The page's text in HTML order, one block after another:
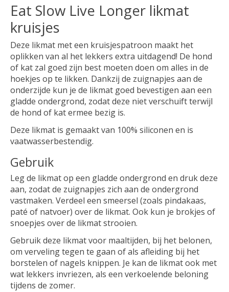
Eat Slow Live Longer likmat
kruisjes
Deze likmat met een kruisjespatroon maakt het
oplikken van al het lekkers extra uitdagend! De hond
of kat zal goed zijn best moeten doen om alles in de
hoekjes op te likken. Dankzij de zuignapjes aan de
onderzijde kun je de likmat goed bevestigen aan een
gladde ondergrond, zodat deze niet verschuift terwijl
de hond of kat ermee bezig is.
Deze likmat is gemaakt van 100% siliconen en is
vaatwasserbestendig.
Gebruik
Leg de likmat op een gladde ondergrond en druk deze
aan, zodat de zuignapjes zich aan de ondergrond
vastmaken. Verdeel een smeersel (zoals pindakaas,
paté of natvoer) over de likmat. Ook kun je brokjes of
snoepjes over de likmat strooien.
Gebruik deze likmat voor maaltijden, bij het belonen,
om verveling tegen te gaan of als afleiding bij het
borstelen of nagels knippen. Je kan de likmat ook met
wat lekkers invriezen, als een verkoelende beloning
tijdens de zomer.